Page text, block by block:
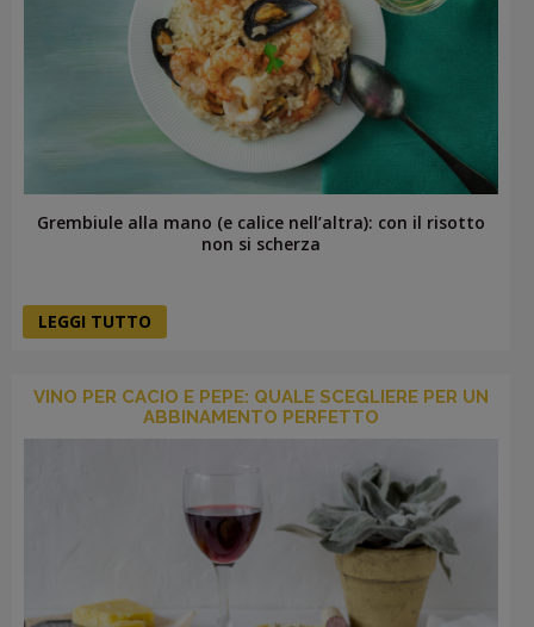
Grembiule alla mano (e calice nell’altra): con il risotto
non si scherza
LEGGI TUTTO
VINO PER CACIO E PEPE: QUALE SCEGLIERE PER UN
ABBINAMENTO PERFETTO